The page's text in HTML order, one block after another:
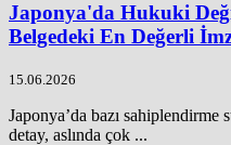
Japonya'da Hukuki
Belgedeki En Değerli
15.06.2026
Japonya’da bazı sahiplendirme
detay, aslında çok ...